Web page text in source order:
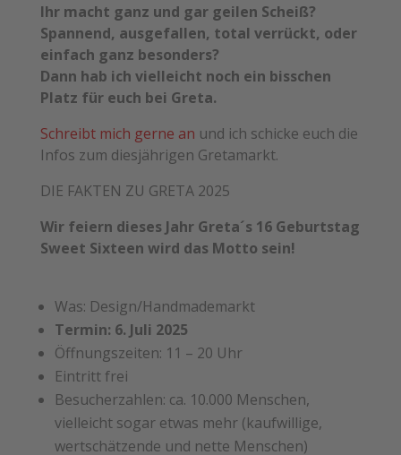
Ihr macht ganz und gar geilen Scheiß?
Spannend, ausgefallen, total verrückt, oder
einfach ganz besonders?
Dann hab ich vielleicht noch ein bisschen
Platz für euch bei Greta.
Schreibt mich gerne an und ich schicke euch die
Infos zum diesjährigen Gretamarkt.
DIE FAKTEN ZU GRETA 2025
Wir feiern dieses Jahr Greta´s 16 Geburtstag
Sweet Sixteen wird das Motto sein!
Was: Design/Handmademarkt
Termin: 6. Juli 2025
Öffnungszeiten: 11 – 20 Uhr
Eintritt frei
Besucherzahlen: ca. 10.000 Menschen,
vielleicht sogar etwas mehr (kaufwillige,
wertschätzende und nette Menschen)